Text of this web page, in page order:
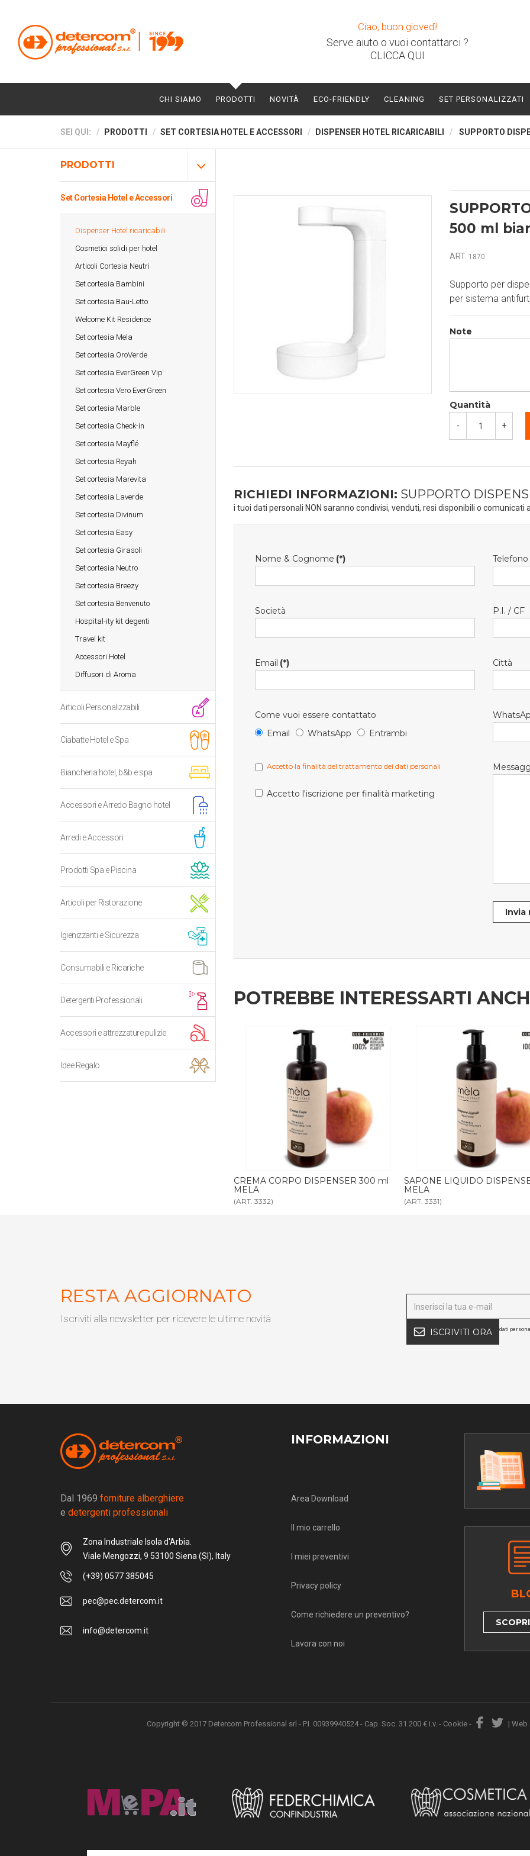
Ciao, buon giovedì!
Serve aiuto o vuoi contattarci ?
CLICCA QUI
CHI SIAMO PRODOTTI NOVITÀ ECO-FRIENDLY CLEANING SET PERSONALIZZATI
SEI QUI: PRODOTTI SET CORTESIA HOTEL E ACCESSORI DISPENSER HOTEL RICARICABILI SUPPORTO
PRODOTTI
Set Cortesia Hotel e Accessori
Dispenser Hotel ricaricabili
Cosmetici solidi per hotel
Articoli Cortesia Neutri
Set cortesia Bambini
Set cortesia Bau-Letto
Welcome Kit Residence
Set cortesia Mela
Set cortesia OroVerde
Set cortesia EverGreen Vip
Set cortesia Vero EverGreen
Set cortesia Marble
Set cortesia Check-in
Set cortesia Mayflé
Set cortesia Reyah
Set cortesia Marevita
Set cortesia Laverde
Set cortesia Divinum
Set cortesia Easy
Set cortesia Girasoli
Set cortesia Neutro
Set cortesia Breezy
Set cortesia Benvenuto
Hospital-ity kit degenti
Travel kit
Accessori Hotel
Diffusori di Aroma
Articoli Personalizzabili
Ciabatte Hotel e Spa
Biancheria hotel, b&b e spa
Accessori e Arredo Bagno hotel
Arredi e Accessori
Prodotti Spa e Piscina
Articoli per Ristorazione
Igienizzanti e Sicurezza
Consumabili e Ricariche
Detergenti Professionali
Accessori e attrezzature pulizie
Idee Regalo
500 ml
ART. 1870
Supporto per
per sistema
Note
Quantità
- +
RICHIEDI INFORMAZIONI: SUPPORTO
i tuoi dati personali NON saranno condivisi, venduti, resi disponibili o comunicati
Nome & Cognome (*) Telefono
Società P.I. / CF
Email (*) Città
Come vuoi essere contattato
Email
WhatsApp Entrambi
Accetto la finalità del trattamento dei dati personali
Accetto l'iscrizione per finalità marketing
Invia
POTREBBE INTERESSARTI
CREMA CORPO DISPENSER 300 ml
SAPONE LIQUIDO DISPENSER 300 ml
MELA
(ART. 3331)
BAGNODOCCIA MELA
(ART. 3347)
RESTA AGGIORNATO
Iscriviti alla newsletter per ricevere le ultime novità
ISCRIVITI ORA dati
Dal 1969 forniture alberghiere
e detergenti professionali
Zona Industriale Isola d'Arbia.
Viale Mengozzi, 9 53100 Siena (SI), Italy
(+39) 0577 385045
pec@pec.detercom.it
info@detercom.it
INFORMAZIONI
Area Download
Il mio carrello
I miei preventivi
Privacy policy
Come richiedere un preventivo?
Lavora con noi
Copyright © 2017 Detercom Professional srl - P.I. 00939940524 - Cap. Soc. 31.200 € i.v. - Cookie - | Web